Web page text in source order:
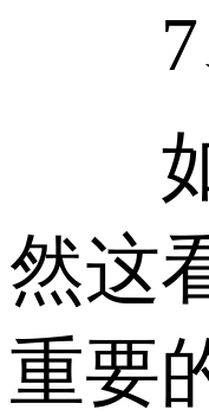
7、
如
然这
重要